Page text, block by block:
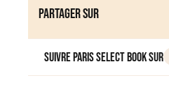
Partager sur
Suivre Paris Select Book sur